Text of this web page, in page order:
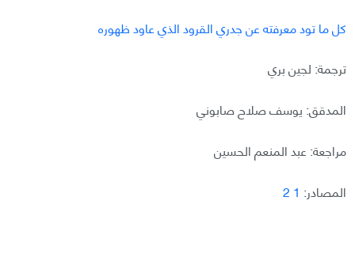
كل ما تود معرفته عن جدري القرود الذي عاود ظهوره
ترجمة: لجين بري
المدقق: يوسف صلاح صابوني
مراجعة: عبد المنعم الحسين
المصادر: 1
2